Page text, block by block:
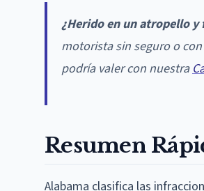
¿Herido en un atropello y
motorista sin seguro o
podría valer con nuestra
Resumen
Alabama clasifica las